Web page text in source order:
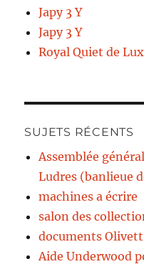
Japy 3 Y
Japy 3 Y
Royal Quiet de
SUJETS RÉCENTS
Assemblée
Ludres (banlieue
machines a écrire
salon des
documents
Aide Underwood